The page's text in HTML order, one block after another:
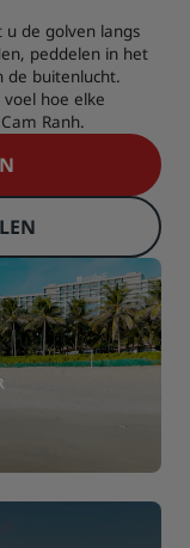
u de golven langs
peddelen in het
de buitenlucht.
hoe elke
Ranh.